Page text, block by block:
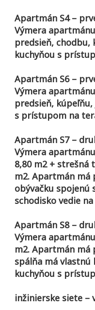
Apartmán S4 –
Výmera
predsieň, chodbu,
kuchyňou s
Apartmán S6 –
Výmera
predsieň,
s prístupom na
Apartmán S7 –
Výmera
8,80 m2 + strešná
m2. Apartmán má
obývačku spojenú
schodisko vedie
Apartmán S8 –
Výmera
m2. Apartmán má
spálňa má vlastnú
kuchyňou s
inžinierske siete –